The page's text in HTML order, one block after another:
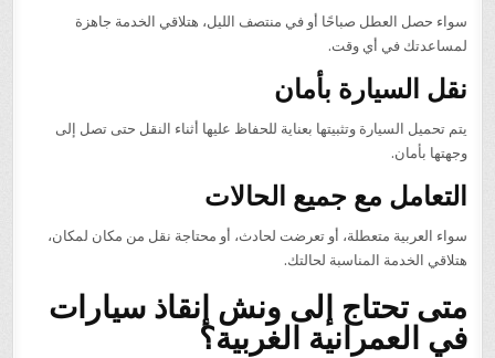
سواء حصل العطل صباحًا أو في منتصف الليل، هتلاقي الخدمة جاهزة
لمساعدتك في أي وقت.
نقل السيارة بأمان
يتم تحميل السيارة وتثبيتها بعناية للحفاظ عليها أثناء النقل حتى تصل إلى
وجهتها بأمان.
التعامل مع جميع الحالات
سواء العربية متعطلة، أو تعرضت لحادث، أو محتاجة نقل من مكان لمكان،
هتلاقي الخدمة المناسبة لحالتك.
متى تحتاج إلى ونش إنقاذ سيارات
في العمرانية الغربية؟